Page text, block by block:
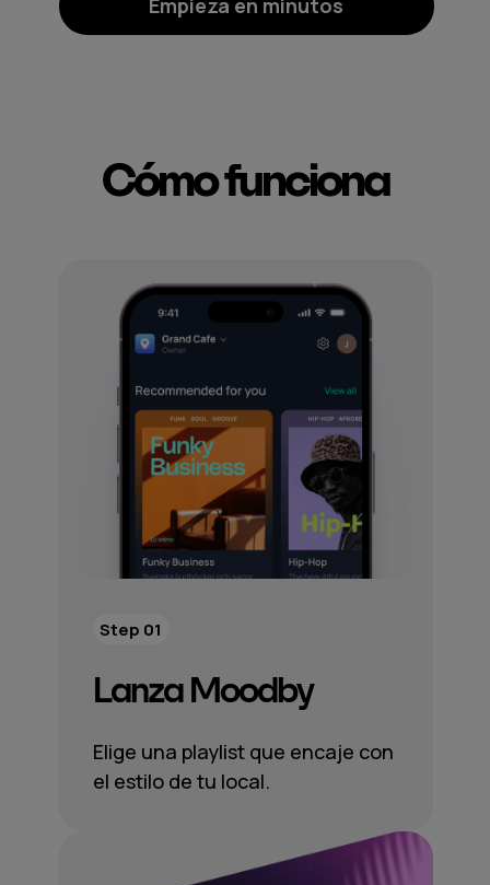
Empieza en minutos
Cómo funciona
Lanza Moodby
Elige una playlist que encaje con
el estilo de tu local.
Step 01